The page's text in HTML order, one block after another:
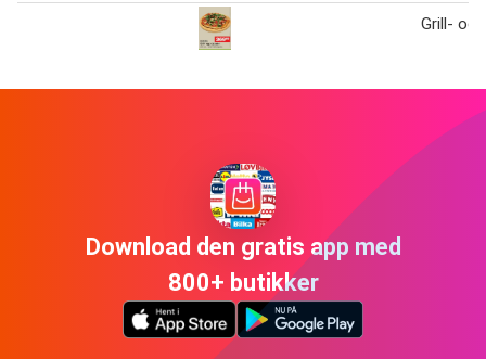
Grill- og
Download den gratis app med
800+ butikker